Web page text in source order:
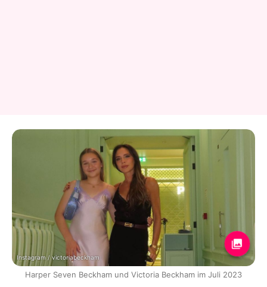
Instagram / victoriabeckham
Harper Seven Beckham und Victoria Beckham im Juli 2023